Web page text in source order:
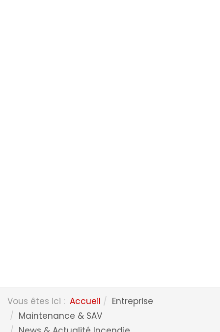
Vous êtes ici : Accueil
Entreprise
Maintenance & SAV